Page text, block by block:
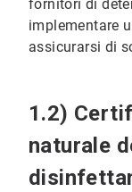
fornitori di
implementare
assicurarsi di
1.2)
naturale